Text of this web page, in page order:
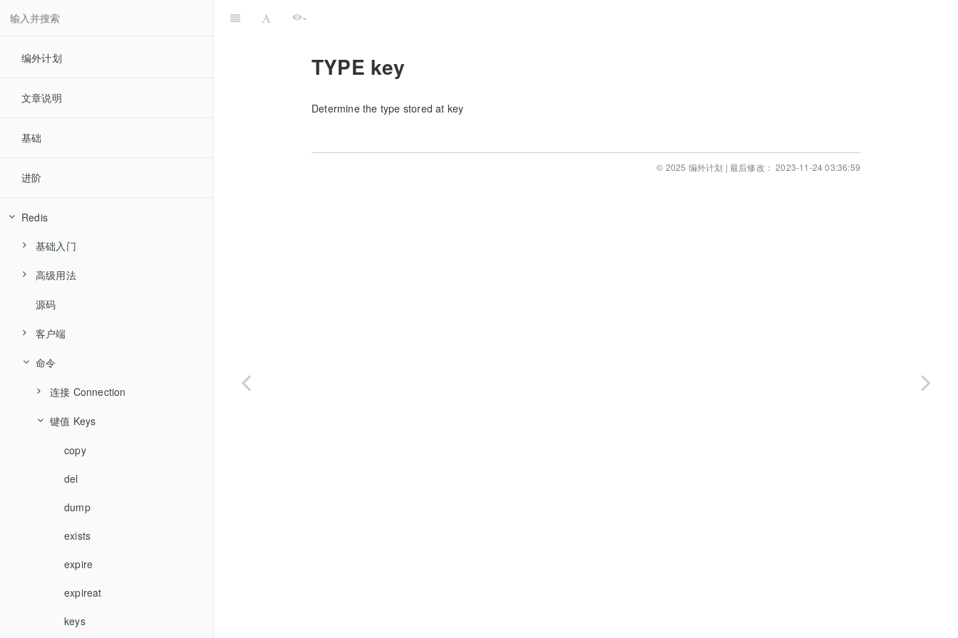
编外计划
文章说明
基础
进阶
Redis
基础入门
数据类型
Hash
Set
ZSet
Bitmap
HyperLogLog
布隆过滤器
发布/订阅
高级用法
发布订阅
Lua脚本
事务
管道
GeoSpatial
持久化
源码
客户端
hiredis
Jedis
spring-data-redis
命令
连接 Connection
auth
client-caching
client-id
client-info
client-kill
client-list
client-getname
client-getredir
键值 Keys
copy
del
dump
exists
expire
expireat
keys
-
TYPE key
Determine the type stored at key
© 2025 编外计划 | 最后修改： 2023-11-24 03:36:59